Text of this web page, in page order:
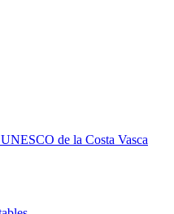
de la Costa Vasca